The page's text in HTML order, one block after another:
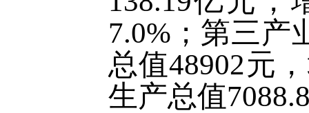
7.0%；第三产
总值48902元
生产总值